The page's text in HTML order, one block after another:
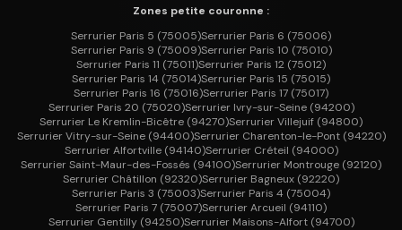
Zones petite couronne :
Serrurier Paris 5 (75005)Serrurier Paris 6 (75006)
Serrurier Paris 9 (75009)Serrurier Paris 10 (75010)
Serrurier Paris 11 (75011)Serrurier Paris 12 (75012)
Serrurier Paris 14 (75014)Serrurier Paris 15 (75015)
Serrurier Paris 16 (75016)Serrurier Paris 17 (75017)
Serrurier Paris 20 (75020)Serrurier Ivry-sur-Seine(94200)
Serrurier Le Kremlin-Bicêtre (94270)SerrurierVillejuif (94800)
SerrurierVitry-sur-Seine(94400)Serrurier Charenton-le-Pont(94220)
SerrurierAlfortville(94140)Serrurier Créteil (94000)
SerrurierSaint-Maur-des-Fossés (94100)Serrurier Montrouge (92120)
Serrurier Châtillon (92320)Serrurier Bagneux (92220)
Serrurier Paris 3 (75003)Serrurier Paris 4 (75004)
Serrurier Paris 7 (75007)SerrurierArcueil (94110)
Serrurier Gentilly(94250)Serrurier Maisons-Alfort(94700)